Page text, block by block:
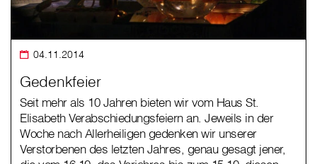
04.11.2014
Gedenkfeier
Seit mehr als 10 Jahren bieten wir vom Haus St.
Elisabeth Verabschiedungsfeiern an. Jeweils in der
Woche nach Allerheiligen gedenken wir unserer
Verstorbenen des letzten Jahres, genau gesagt jener,